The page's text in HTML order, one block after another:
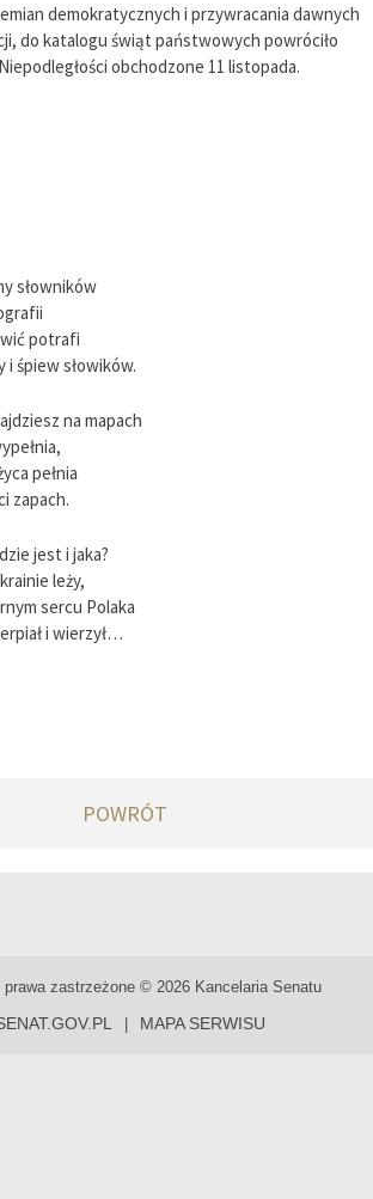
demokratycznych i przywracania dawnych
do katalogu świąt państwowych powróciło
obchodzone 11 listopada.
słowników
potrafi
śpiew słowików.
na mapach
pełnia
zapach.
jest i jaka?
leży,
sercu Polaka
i wierzył…
POWRÓT
zastrzeżone © 2026 Kancelaria Senatu
MAPA SERWISU